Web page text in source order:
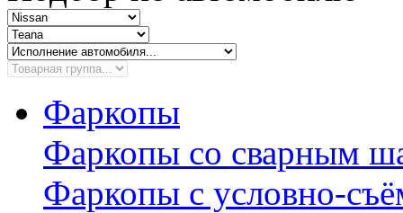
Фаркопы
Фаркопы со сварным
Фаркопы с условно-